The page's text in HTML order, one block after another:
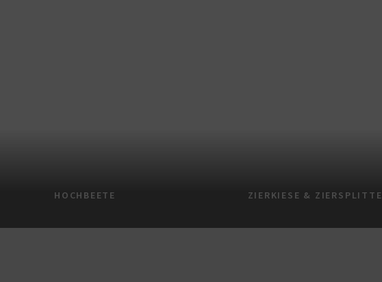
HOCHBEETE ZIERKIESE & ZIERSPLITTE